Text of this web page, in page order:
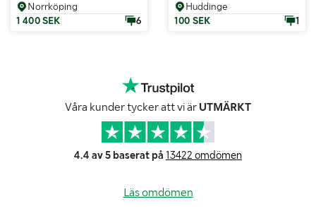
Norrköping
1 400 SEK
6
Huddinge
100 SEK
1
Våra kunder tycker att vi är UTMÄRKT
4.4 av 5 baserat på 13422 omdömen
Läs omdömen